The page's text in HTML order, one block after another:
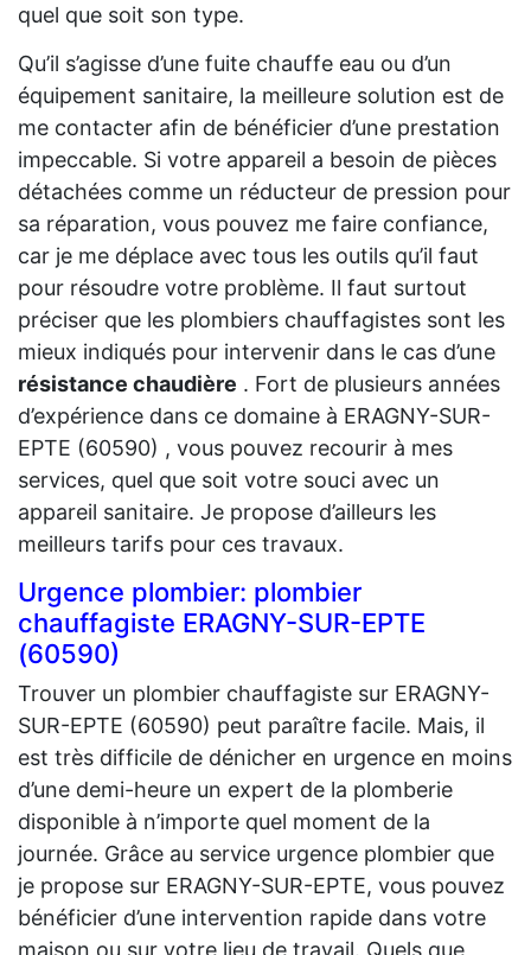
quel que soit son type.
Qu’il s’agisse d’une fuite chauffe eau ou d’un
équipement sanitaire, la meilleure solution est de
me contacter afin de bénéficier d’une prestation
impeccable. Si votre appareil a besoin de pièces
détachées comme un réducteur de pression pour
sa réparation, vous pouvez me faire confiance,
car je me déplace avec tous les outils qu’il faut
pour résoudre votre problème. Il faut surtout
préciser que les plombiers chauffagistes sont les
mieux indiqués pour intervenir dans le cas d’une
résistance chaudière . Fort de plusieurs années
d’expérience dans ce domaine à ERAGNY-SUR-
EPTE (60590) , vous pouvez recourir à mes
services, quel que soit votre souci avec un
appareil sanitaire. Je propose d’ailleurs les
meilleurs tarifs pour ces travaux.
Urgence plombier: plombier
chauffagiste ERAGNY-SUR-EPTE
(60590)
Trouver un plombier chauffagiste sur ERAGNY-
SUR-EPTE (60590) peut paraître facile. Mais, il
est très difficile de dénicher en urgence en moins
d’une demi-heure un expert de la plomberie
disponible à n’importe quel moment de la
journée. Grâce au service urgence plombier que
je propose sur ERAGNY-SUR-EPTE, vous pouvez
bénéficier d’une intervention rapide dans votre
maison ou sur votre lieu de travail. Quels que